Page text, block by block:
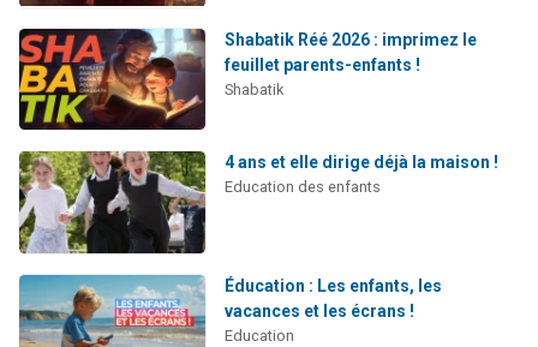
Shabatik Réé 2026 : imprimez le
feuillet parents-enfants !
Shabatik
4 ans et elle dirige déjà la maison !
Education des enfants
Éducation : Les enfants, les
vacances et les écrans !
Education